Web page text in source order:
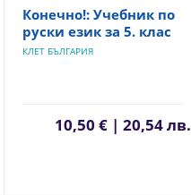
Конечно!: Учебник по
руски език за 5. клас
КЛЕТ БЪЛГАРИЯ
10,50 € | 20,54 лв.